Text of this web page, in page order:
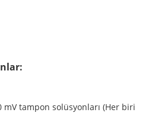
mV tampon solüsyonları (Her biri